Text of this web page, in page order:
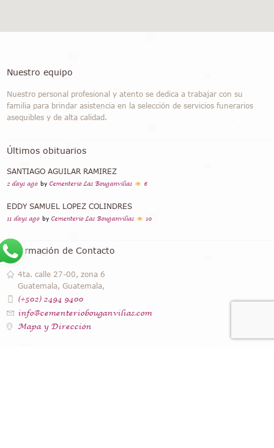
Nuestro equipo
Nuestro personal profesional y atento se dedica a trabajar con su
familia para brindar asistencia en la selección de servicios funerarios
asequibles y de alta calidad.
Últimos obituarios
SANTIAGO AGUILAR RAMIREZ
2 days ago by Cementerio Las Bouganvilias 6
EDDY SAMUEL LOPEZ COLINDRES
11 days ago by Cementerio Las Bouganvilias 10
Información de Contacto
4ta. calle 27-00, zona 6
Guatemala, Guatemala,
(+502) 2494 9400
info@cementeriobouganvilias.com
Mapa y Dirección